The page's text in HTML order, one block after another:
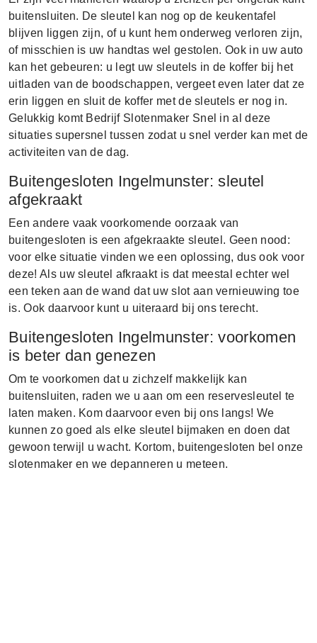
buitensluiten. De sleutel kan nog op de keukentafel
blijven liggen zijn, of u kunt hem onderweg verloren zijn,
of misschien is uw handtas wel gestolen. Ook in uw auto
kan het gebeuren: u legt uw sleutels in de koffer bij het
uitladen van de boodschappen, vergeet even later dat ze
erin liggen en sluit de koffer met de sleutels er nog in.
Gelukkig komt Bedrijf Slotenmaker Snel in al deze
situaties supersnel tussen zodat u snel verder kan met de
activiteiten van de dag.
Buitengesloten Ingelmunster: sleutel
afgekraakt
Een andere vaak voorkomende oorzaak van
buitengesloten is een afgekraakte sleutel. Geen nood:
voor elke situatie vinden we een oplossing, dus ook voor
deze! Als uw sleutel afkraakt is dat meestal echter wel
een teken aan de wand dat uw slot aan vernieuwing toe
is. Ook daarvoor kunt u uiteraard bij ons terecht.
Buitengesloten Ingelmunster: voorkomen
is beter dan genezen
Om te voorkomen dat u zichzelf makkelijk kan
buitensluiten, raden we u aan om een reservesleutel te
laten maken. Kom daarvoor even bij ons langs! We
kunnen zo goed als elke sleutel bijmaken en doen dat
gewoon terwijl u wacht. Kortom, buitengesloten bel onze
slotenmaker en we depanneren u meteen.